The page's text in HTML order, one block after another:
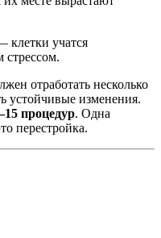
клетки учатся
стрессом.
отработать несколько
устойчивые изменения.
процедур. Одна
перестройка.